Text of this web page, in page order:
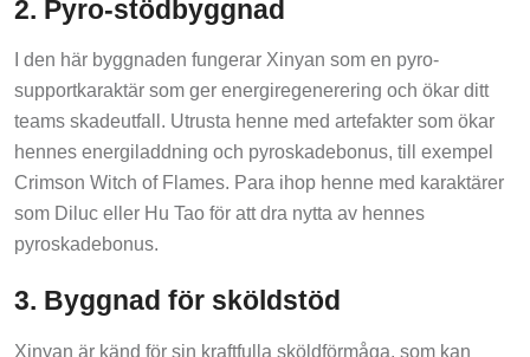
I den här byggnaden fungerar Xinyan som en pyro-
supportkaraktär som ger energiregenerering och ökar ditt
teams skadeutfall. Utrusta henne med artefakter som ökar
hennes energiladdning och pyroskadebonus, till exempel
Crimson Witch of Flames. Para ihop henne med karaktärer
som Diluc eller Hu Tao för att dra nytta av hennes
pyroskadebonus.
3. Byggnad för sköldstöd
Xinyan är känd för sin kraftfulla sköldförmåga, som kan